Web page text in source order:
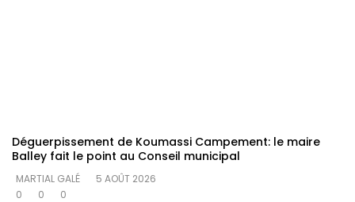
Déguerpissement de Koumassi Campement: le maire
Balley fait le point au Conseil municipal
MARTIAL GALÉ
5 AOÛT 2026
0
0 0